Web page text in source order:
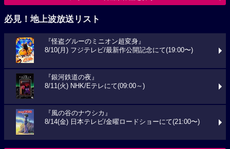
必見！地上波放送リスト
『怪盗グルーのミニオン超変身』
8/10(月) フジテレビ/最新作公開記念にて(19:00〜)
『銀河鉄道の夜』
8/11(火) NHK/Eテレにて(09:00～)
『風の谷のナウシカ』
8/14(金) 日本テレビ/金曜ロードショーにて(21:00〜)